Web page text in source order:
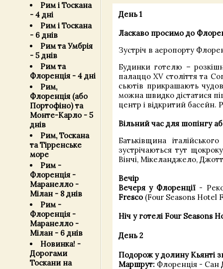
Рим і Тоскана
- 4 дні
Рим і Тоскана
- 6 днів
Рим та Умбрія
- 5 днів
Рим та
Флоренція - 4 дні
Рим,
Флоренція (або
Портофіно) та
Монте-Карло - 5
днів
Рим, Тоскана
та Тірренське
море
Рим -
Флоренція -
Маранелло -
Мілан - 8 днів
Рим -
Флоренція -
Маранелло -
Мілан - 6 днів
Новинка! -
Дорогами
Тоскани на
День 1
Ласкаво просимо до
Зустріч в аеропорту
Будинки готелю –
палаццо XV століття та
сьютів прикрашають
можна швидко дістатися
центр і відкритий басейн.
Вільний час для шопінгу
Батьківщина
зустрічаються тут
Вінчі, Мікеланджело,
Вечір
Вечеря у Флоренції -
Fresco(Four Seasons Hotel
Ніч у готелі Four Seasons
День 2
Подорож у долину Кьянті
Маршрут: Флоренція - Сан